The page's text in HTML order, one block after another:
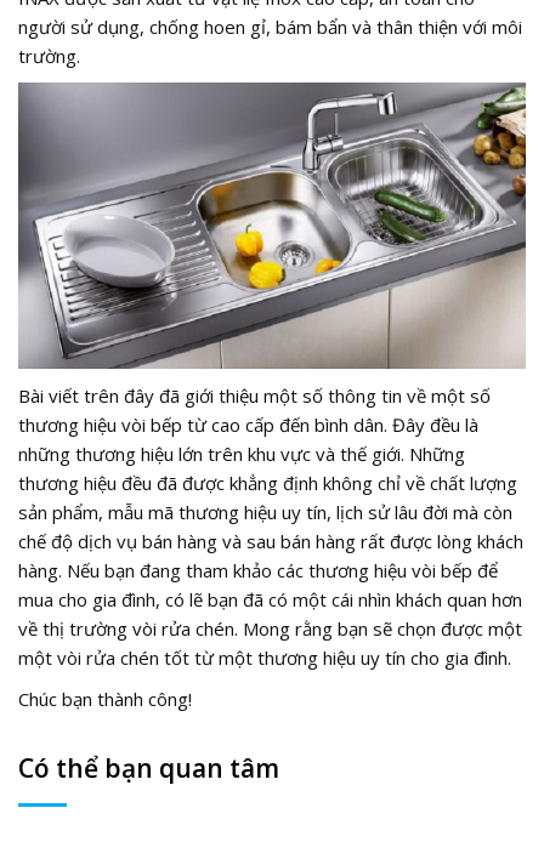
người sử dụng, chống hoen gỉ, bám bẩn và thân thiện với môi
trường.
Bài viết trên đây đã giới thiệu một số thông tin về một số
thương hiệu vòi bếp từ cao cấp đến bình dân. Đây đều là
những thương hiệu lớn trên khu vực và thế giới. Những
thương hiệu đều đã được khẳng định không chỉ về chất lượng
sản phẩm, mẫu mã thương hiệu uy tín, lịch sử lâu đời mà còn
chế độ dịch vụ bán hàng và sau bán hàng rất được lòng khách
hàng. Nếu bạn đang tham khảo các thương hiệu vòi bếp để
mua cho gia đình, có lẽ bạn đã có một cái nhìn khách quan hơn
về thị trường vòi rửa chén. Mong rằng bạn sẽ chọn được một
một vòi rửa chén tốt từ một thương hiệu uy tín cho gia đình.
Chúc bạn thành công!
Có thể bạn quan tâm